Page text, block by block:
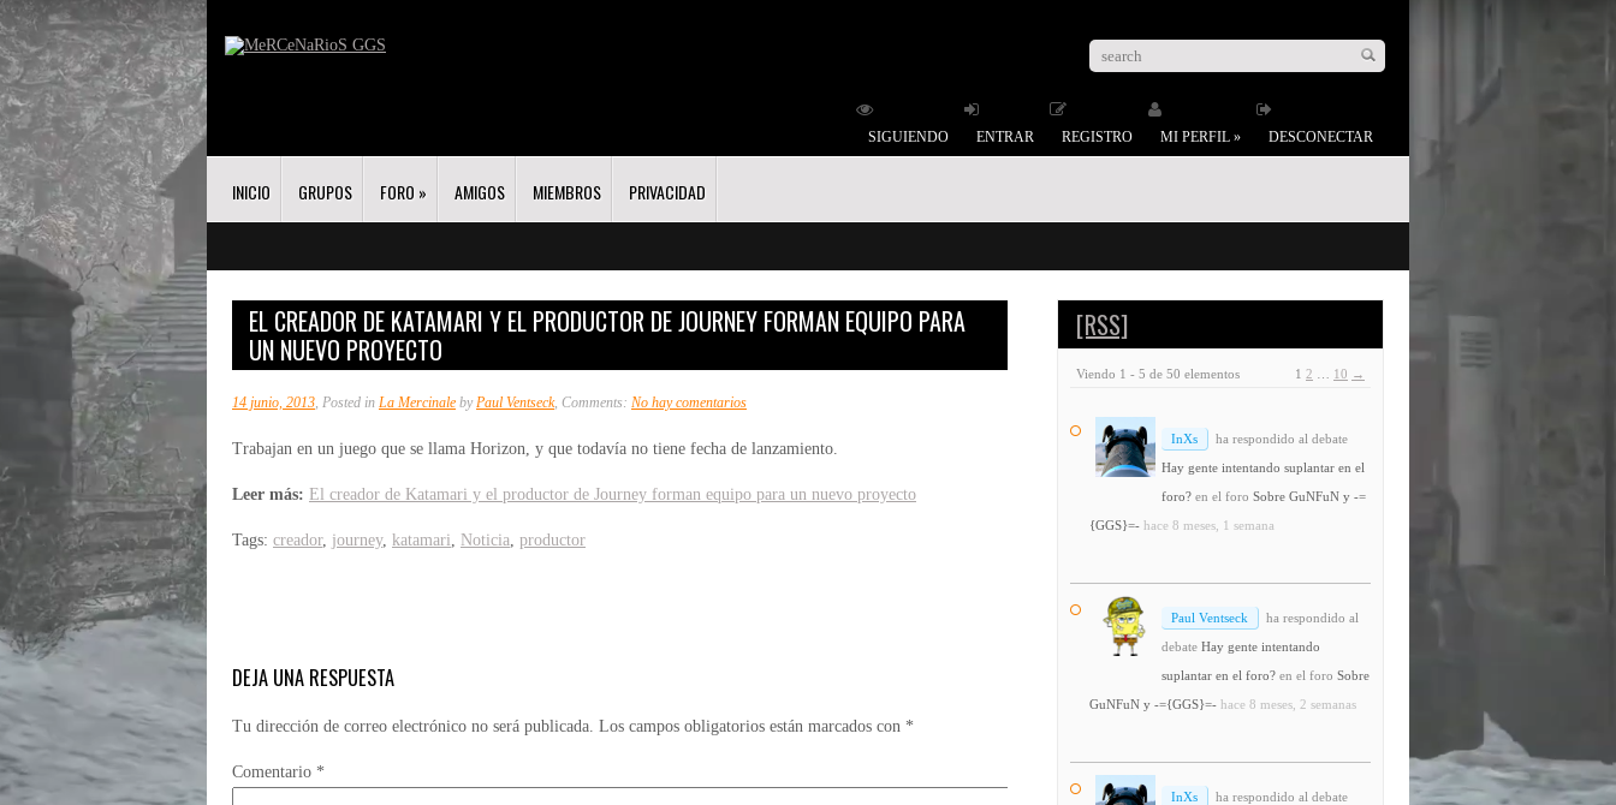
SIGUIENDO ENTRAR REGISTRO MI PERFIL » DESCONECTAR
INICIO GRUPOS FORO » AMIGOS MIEMBROS PRIVACIDAD
EL CREADOR DE KATAMARI Y EL PRODUCTOR DE JOURNEY FORMAN EQUIPO PARA
UN NUEVO PROYECTO
14 junio, 2013, Posted in La Mercinale byPaul Ventseck, Comments: No hay comentariosen
creador
de
equipo
Trabajan en un juego que se llama Horizon, y que todavía no tiene fecha de lanzamiento.
Leer más: El creador de Katamari y el productor de Journey forman equipo para un nuevo proyecto
Tags: creador, journey, katamari, Noticia, productor
DEJA UNA RESPUESTA
Tu dirección de correo electrónico no será publicada. Los campos obligatorios están marcados con *
Comentario *
[RSS]
Viendo 1 - 5 de 50 elementos 1 2 10 →
InXs
ha respondido al debate
Hay gente intentando suplantar en el
foro? en el foro Sobre GuNFuN y -=
{GGS}=- hace 8 meses, 1 semana
Paul Ventseck
ha respondido al
debate Hay gente intentando
suplantar en el foro? en el foro Sobre
GuNFuN y -={GGS}=- hace 8 meses, 2 semanas
InXs
ha respondido al debate